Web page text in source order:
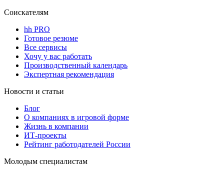
Соискателям
hh PRO
Готовое резюме
Все сервисы
Хочу у вас работать
Производственный календарь
Экспертная рекомендация
Новости и статьи
Блог
О компаниях в игровой форме
Жизнь в компании
ИТ-проекты
Рейтинг работодателей России
Молодым специалистам